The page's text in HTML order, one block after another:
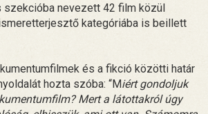
szekcióba nevezett 42 film közül
kategóriába is beillett
és a fikció közötti határ
hozta szóba: “Miért gondoljuk
Mert a látottakról úgy